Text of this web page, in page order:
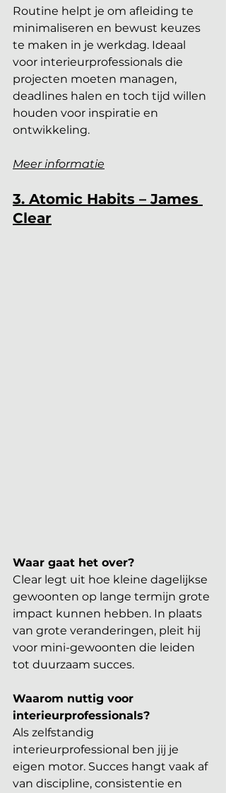
Routine helpt je om afleiding te
minimaliseren en bewust keuzes
te maken in je werkdag. Ideaal
voor interieurprofessionals die
projecten moeten managen,
deadlines halen en toch tijd willen
houden voor inspiratie en
ontwikkeling.
Meer informatie
3. Atomic Habits – James
Clear
Waar gaat het over?
Clear legt uit hoe kleine dagelijkse
gewoonten op lange termijn grote
impact kunnen hebben. In plaats
van grote veranderingen, pleit hij
voor mini-gewoonten die leiden
tot duurzaam succes.
Waarom nuttig voor
interieurprofessionals?
Als zelfstandig
interieurprofessional ben jij je
eigen motor. Succes hangt vaak af
van discipline, consistentie en